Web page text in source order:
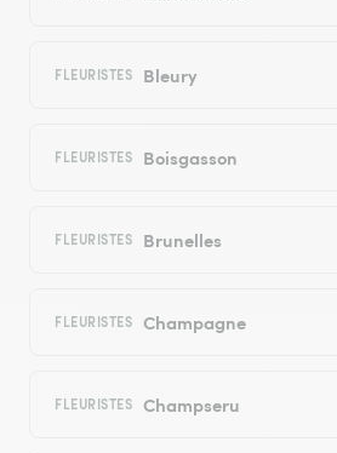
FLEURISTES Bleury
FLEURISTES Boisgasson
FLEURISTES Brunelles
FLEURISTES Champagne
FLEURISTES Champseru